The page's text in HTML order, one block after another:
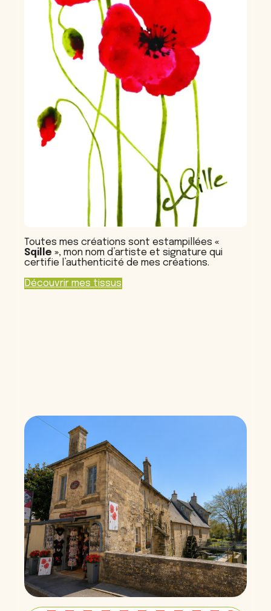
Toutes mes créations sont estampillées «
Sqille », mon nom d’artiste et signature qui
certifie l’authenticité de mes créations.
Découvrir mes tissus